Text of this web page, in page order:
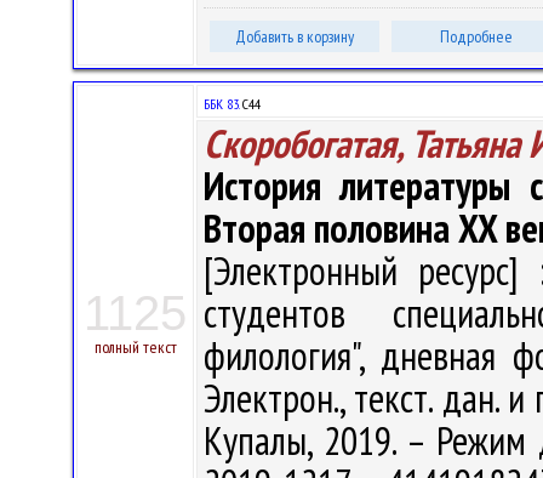
Добавить в корзину Подробнее
1125
полный текст
ББК 83.С44
Скоробогатая,
История литературы
Вторая половина XX
[Электронный ресурс]
студентов
филология", дневная
Электрон., текст. дан.
Купалы, 2019. – Режим